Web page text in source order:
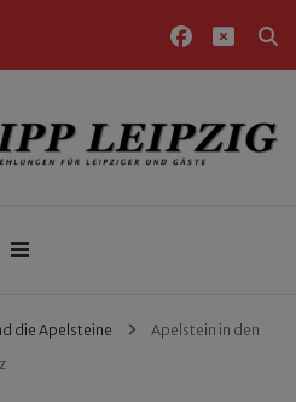
für Leipziger und Gäste
die Apelsteine
Apelstein in den